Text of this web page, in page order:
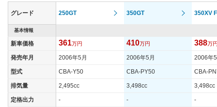
タイヤ
タイヤサイズ
(前)
タイヤサイズ
(後)
245/45R18 96W 245/45R18 96W 245/
燃費
WLTCモード - - -
WLTCモード(市
街地)
グレード 250GT 350GT 350XV
基本情報
新車価格 361万円 410万円 388万
発売年月 2006年5月 2006年5月 2006年
型式 CBA-Y50 CBA-PY50 CBA-
排気量 2,495cc 3,498cc 3,498cc
定格出力 - - -